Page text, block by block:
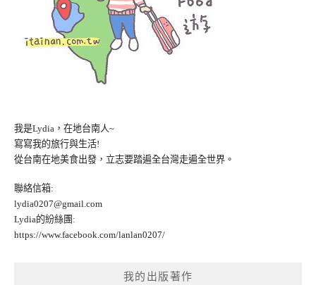
我是Lydia，在地台南人~
寫寫我的旅行與生活!
從台南在地美食出發，立志要踏遍全台灣走遍全世界。
聯絡信箱:
lydia0207@gmail.com
Lydia的紛絲團:
https://www.facebook.com/lanlan0207/
我的出版著作